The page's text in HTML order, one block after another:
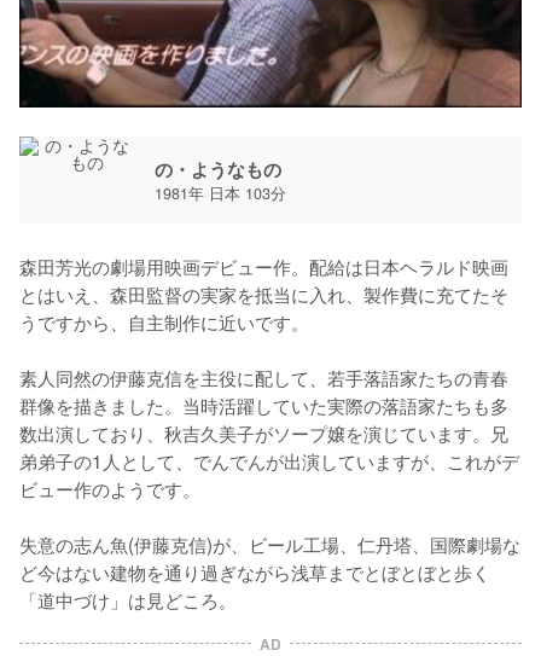
の・ようなもの
1981年 日本 103分
森田芳光の劇場用映画デビュー作。配給は日本ヘラルド映画
とはいえ、森田監督の実家を抵当に入れ、製作費に充てたそ
うですから、自主制作に近いです。
素人同然の伊藤克信を主役に配して、若手落語家たちの青春
群像を描きました。当時活躍していた実際の落語家たちも多
数出演しており、秋吉久美子がソープ嬢を演じています。兄
弟弟子の1人として、でんでんが出演していますが、これがデ
ビュー作のようです。
失意の志ん魚(伊藤克信)が、ビール工場、仁丹塔、国際劇場な
ど今はない建物を通り過ぎながら浅草までとぼとぼと歩く
「道中づけ」は見どころ。
AD